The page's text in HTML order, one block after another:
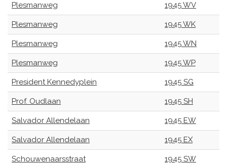
Plesmanweg 1945 WV
Plesmanweg 1945 WK
Plesmanweg 1945 WN
Plesmanweg 1945 WP
President Kennedyplein 1945 SG
Prof. Oudlaan 1945 SH
Salvador Allendelaan 1945 EW
Salvador Allendelaan 1945 EX
Schouwenaarsstraat 1945 SW